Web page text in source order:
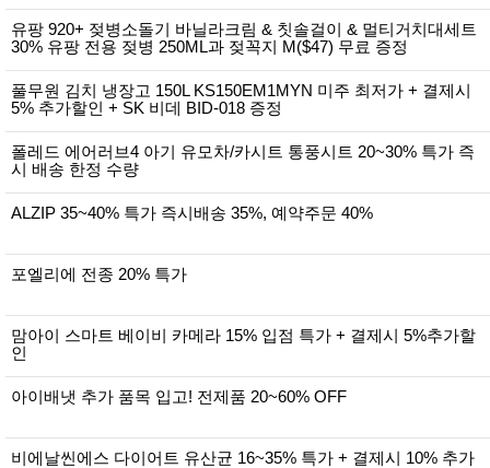
메이크
업
헤어케
바디케
어/향수
남성화
미용제
품
전
자 전
활가전
건강가
주
방
명품식
기브랜
드
보관용
기
조리용
주방소
유팡 920+ 젖병소돌기 바닐라크림 & 칫솔걸이 & 멀티거치대세트
30% 유팡 전용 젖병 250ML과 젖꼭지 M($47) 무료 증정
풀무원 김치 냉장고 150L KS150EM1MYN 미주 최저가 + 결제시
5% 추가할인 + SK 비데 BID-018 증정
폴레드 에어러브4 아기 유모차/카시트 통풍시트 20~30% 특가 즉
시 배송 한정 수량
ALZIP 35~40% 특가 즉시배송 35%, 예약주문 40%
포엘리에 전종 20% 특가
맘아이 스마트 베이비 카메라 15% 입점 특가 + 결제시 5%추가할
인
아이배냇 추가 품목 입고! 전제품 20~60% OFF
비에날씬에스 다이어트 유산균 16~35% 특가 + 결제시 10% 추가